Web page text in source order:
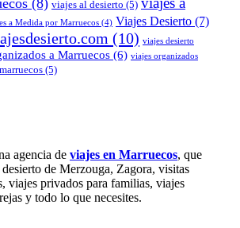
viajes al desierto (5)
a Medida por Marruecos (4) Viajes Desierto (7)
(10) viajes desierto
a Marruecos (6) viajes organizados
(5)
agencia de viajes en Marruecos, que
de Merzouga, Zagora, visitas
viajes privados para familias, viajes
y todo lo que necesites.